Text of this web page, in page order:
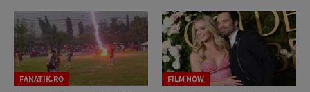
FANATIK.RO FILM NOW